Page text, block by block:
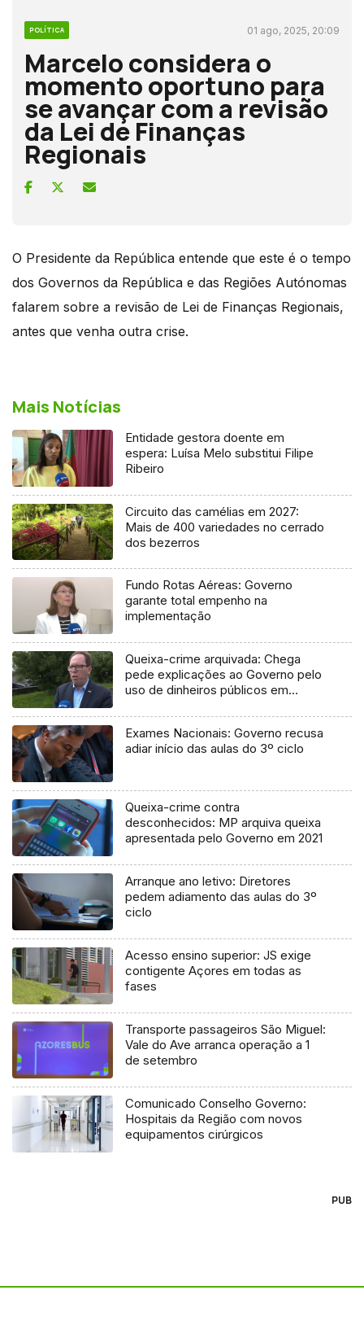
POLÍTICA 01 ago, 2025, 20:09
Marcelo considera o
momento oportuno para
se avançar com a revisão
da Lei de Finanças
Regionais
O Presidente da República entende que este é o tempo
dos Governos da República e das Regiões Autónomas
falarem sobre a revisão de Lei de Finanças Regionais,
antes que venha outra crise.
Mais Notícias
Entidade gestora doente em
espera: Luísa Melo substitui Filipe
Ribeiro
Circuito das camélias em 2027:
Mais de 400 variedades no cerrado
dos bezerros
Fundo Rotas Aéreas: Governo
garante total empenho na
implementação
Queixa-crime arquivada: Chega
pede explicações ao Governo pelo
uso de dinheiros públicos em
Exames Nacionais: Governo recusa
adiar início das aulas do 3º ciclo
Queixa-crime contra
desconhecidos: MP arquiva queixa
apresentada pelo Governo em 2021
Arranque ano letivo: Diretores
pedem adiamento das aulas do 3º
ciclo
Acesso ensino superior: JS exige
contigente Açores em todas as
fases
Transporte passageiros São Miguel:
Vale do Ave arranca operação a 1
de setembro
Comunicado Conselho Governo:
Hospitais da Região com novos
equipamentos cirúrgicos
PUB